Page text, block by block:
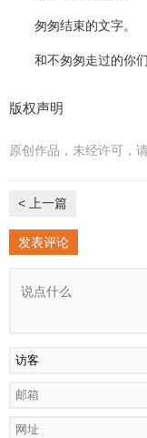
匆匆结束的文字。
和不匆匆走过的你们
版权声明
原创作品，未经许可，
< 上一篇
发表评论